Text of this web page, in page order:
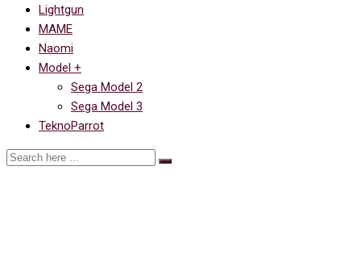
Lightgun
MAME
Naomi
Model +
Sega Model 2
Sega Model 3
TeknoParrot